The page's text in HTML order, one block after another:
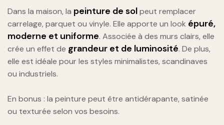
Dans la maison, la peinture de solpeut remplacer
carrelage, parquet ou vinyle. Elle apporte un look épuré,
moderne et uniforme. Associée à des murs clairs, elle
crée un effet de grandeur et de luminosité. De plus,
elle est idéale pour les styles minimalistes, scandinaves
ou industriels.
En bonus : la peinture peut être antidérapante, satinée
ou texturée selon vos besoins.